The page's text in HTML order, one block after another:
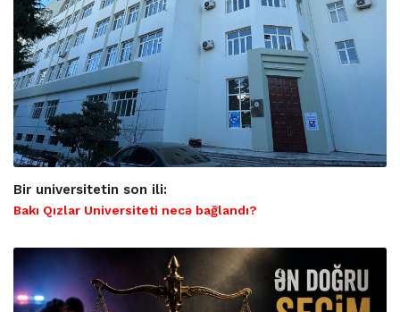
Bir universitetin son ili:
Bakı Qızlar Universiteti necə bağlandı?